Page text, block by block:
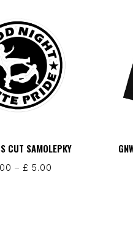
CUT SAMOLEPKY
– £ 5.00